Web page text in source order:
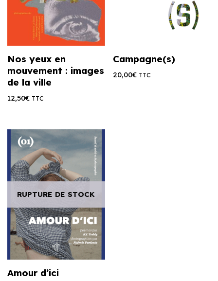
Nos yeux en
mouvement : images
de la ville
12,50€ TTC
Campagne(s)
20,00€ TTC
RUPTURE DE STOCK
Amour d’ici